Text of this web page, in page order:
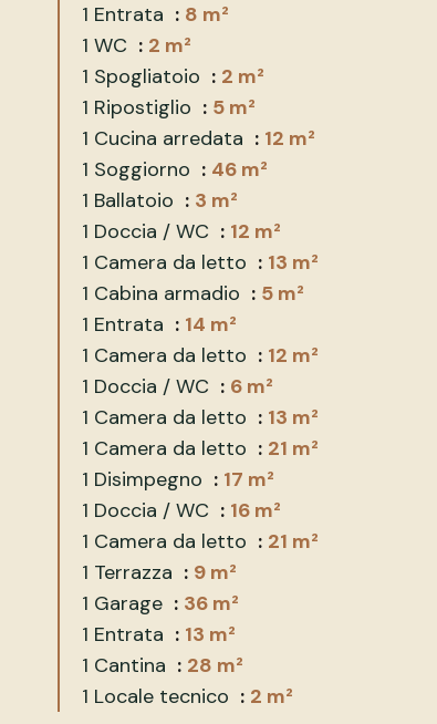
1 Entrata
8 m²
1 WC
2 m²
1 Spogliatoio
2 m²
1 Ripostiglio
5 m²
1 Cucina arredata
12 m²
1 Soggiorno
46 m²
1 Ballatoio
3 m²
1 Doccia / WC
12 m²
1 Camera da letto
13 m²
1 Cabina armadio
5 m²
1 Entrata
14 m²
1 Camera da letto
12 m²
1 Doccia / WC
6 m²
1 Camera da letto
13 m²
1 Camera da letto
21 m²
1 Disimpegno
17 m²
1 Doccia / WC
16 m²
1 Camera da letto
21 m²
1 Terrazza
9 m²
1 Garage
36 m²
1 Entrata
13 m²
1 Cantina
28 m²
1 Locale tecnico
2 m²